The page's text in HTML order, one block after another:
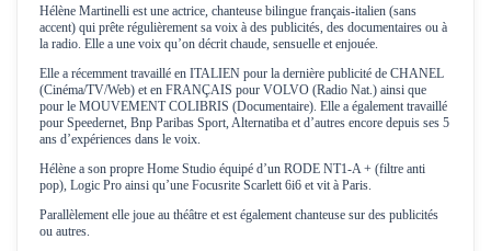
Hélène Martinelli est une actrice, chanteuse bilingue français-italien (sans
accent) qui prête régulièrement sa voix à des publicités, des documentaires ou à
la radio. Elle a une voix qu’on décrit chaude, sensuelle et enjouée.
Elle a récemment travaillé en ITALIEN pour la dernière publicité de CHANEL
(Cinéma/TV/Web) et en FRANÇAIS pour VOLVO (Radio Nat.) ainsi que
pour le MOUVEMENT COLIBRIS (Documentaire). Elle a également travaillé
pour Speedernet, Bnp Paribas Sport, Alternatiba et d’autres encore depuis ses 5
ans d’expériences dans le voix.
Hélène a son propre Home Studio équipé d’un RODE NT1-A + (filtre anti
pop), Logic Pro ainsi qu’une Focusrite Scarlett 6i6 et vit à Paris.
Parallèlement elle joue au théâtre et est également chanteuse sur des publicités
ou autres.